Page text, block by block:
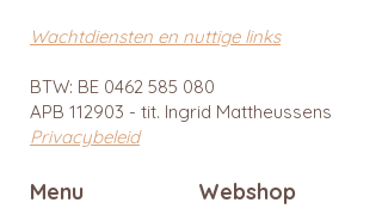
Wachtdiensten en nuttige links
BTW: BE 0462 585 080
APB 112903 - tit. Ingrid Mattheussens
Privacybeleid
Menu Webshop